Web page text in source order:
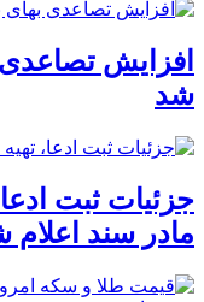
افزایش
شد
مادر سند اعلام